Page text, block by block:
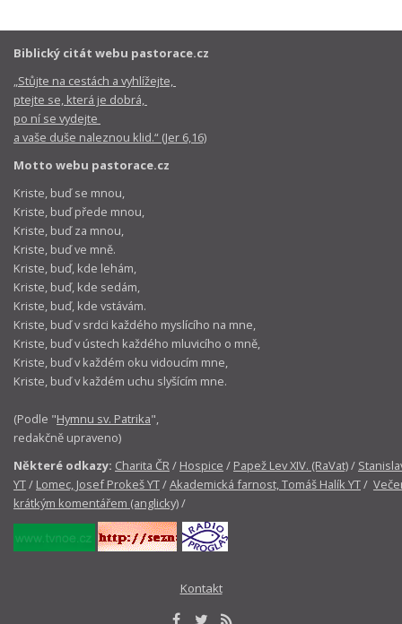
Biblický citát webu pastorace.cz
„Stůjte na cestách a vyhlížejte,
ptejte se, která je dobrá,
po ní se vydejte
a vaše duše naleznou klid.“ (Jer 6,16)
Motto webu pastorace.cz
Kriste, buď se mnou,
Kriste, buď přede mnou,
Kriste, buď za mnou,
Kriste, buď ve mně.
Kriste, buď, kde lehám,
Kriste, buď, kde sedám,
Kriste, buď, kde vstávám.
Kriste, buď v srdci každého myslícího na mne,
Kriste, buď v ústech každého mluvicího o mně,
Kriste, buď v každém oku vidoucím mne,
Kriste, buď v každém uchu slyšícím mne.
(Podle "Hymnu sv. Patrika",
redakčně upraveno)
Některé odkazy: Charita ČR/ Hospice / Papež Lev XIV. (RaVat)/
YT/ Lomec, Josef Prokeš YT/Akademická farnost, Tomáš Halík YT/
krátkým komentářem (anglicky)/
Kontakt